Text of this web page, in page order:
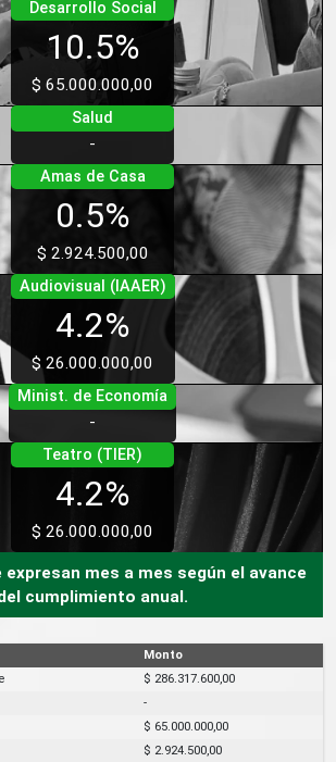
Desarrollo Social
10.5%
$ 65.000.000,00
Salud
-
Amas de Casa
0.5%
$ 2.924.500,00
Audiovisual (IAAER)
4.2%
$ 26.000.000,00
Minist. de Economía
-
Teatro (TIER)
4.2%
$ 26.000.000,00
mes a mes según el avance
cumplimiento anual.
Monto
$ 286.317.600,00
-
$ 65.000.000,00
$ 2.924.500,00